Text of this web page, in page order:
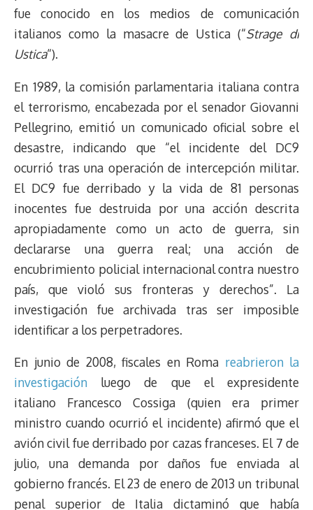
fue conocido en los medios de comunicación
italianos como la masacre de Ustica (“Strage di
Ustica“).
En 1989, la comisión parlamentaria italiana contra
el terrorismo, encabezada por el senador Giovanni
Pellegrino, emitió un comunicado oficial sobre el
desastre, indicando que “el incidente del DC9
ocurrió tras una operación de intercepción militar.
El DC9 fue derribado y la vida de 81 personas
inocentes fue destruida por una acción descrita
apropiadamente como un acto de guerra, sin
declararse una guerra real; una acción de
encubrimiento policial internacional contra nuestro
país, que violó sus fronteras y derechos”. La
investigación fue archivada tras ser imposible
identificar a los perpetradores.
En junio de 2008, fiscales en Roma reabrieron la
investigación luego de que el expresidente
italiano Francesco Cossiga (quien era primer
ministro cuando ocurrió el incidente) afirmó que el
avión civil fue derribado por cazas franceses. El 7 de
julio, una demanda por daños fue enviada al
gobierno francés. El 23 de enero de 2013 un tribunal
penal superior de Italia dictaminó que había